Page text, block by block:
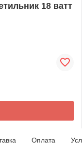
18 ватт
Оплата